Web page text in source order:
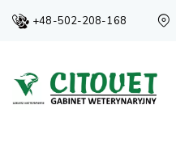
+48-502-208-168